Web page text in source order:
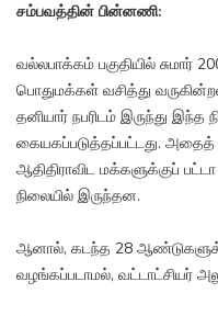
சம்பவத்தின் பின்னணி:
வல்லபாக்கம் பகுதியில் சுமார்
பொதுமக்கள் வசித்து
தனியார் நபரிடம் இருந்து இந்த
கையகப்படுத்தப்பட்டது. அதைத்
ஆதிதிராவிட மக்களுக்குப்
நிலையில் இருந்தன.
ஆனால், கடந்த 28
வழங்கப்படாமல், வட்டாட்சியர்